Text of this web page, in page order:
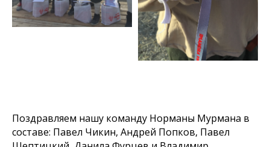
Поздравляем нашу команду Норманы Мурмана в
составе: Павел Чикин, Андрей Попков, Павел